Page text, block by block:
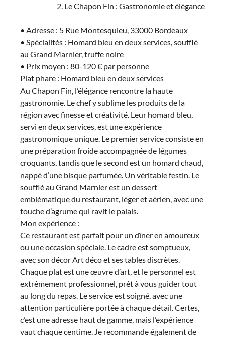
Le Chapon Fin : Gastronomie et élégance
• Adresse : 5 Rue Montesquieu, 33000 Bordeaux
• Spécialités : Homard bleu en deux services, soufflé
au Grand Marnier, truffe noire
• Prix moyen : 80-120 € par personne
Plat phare : Homard bleu en deux services
Au Chapon Fin, l’élégance rencontre la haute
gastronomie. Le chef y sublime les produits de la
région avec finesse et créativité. Leur homard bleu,
servi en deux services, est une expérience
gastronomique unique. Le premier service consiste en
une préparation froide accompagnée de légumes
croquants, tandis que le second est un homard chaud,
nappé d’une bisque parfumée. Un véritable festin. Le
soufflé au Grand Marnier est un dessert
emblématique du restaurant, léger et aérien, avec une
touche d’agrume qui ravit le palais.
Mon expérience :
Ce restaurant est parfait pour un dîner en amoureux
ou une occasion spéciale. Le cadre est somptueux,
avec son décor Art déco et ses tables discrètes.
Chaque plat est une œuvre d’art, et le personnel est
extrêmement professionnel, prêt à vous guider tout
au long du repas. Le service est soigné, avec une
attention particulière portée à chaque détail. Certes,
c’est une adresse haut de gamme, mais l’expérience
vaut chaque centime. Je recommande également de